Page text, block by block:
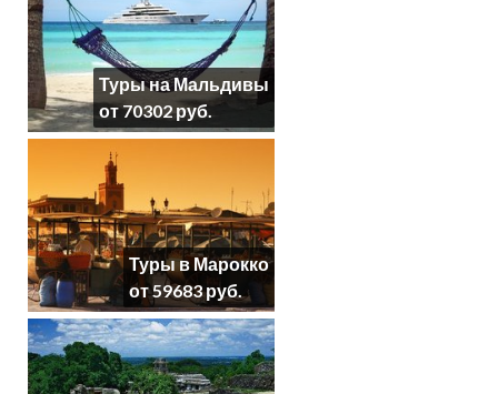
Туры на Мальдивы
от 70302 руб.
Туры в Марокко
от 59683 руб.